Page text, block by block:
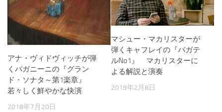
アナ・ヴィドヴィッチが弾
くパガニーニの『グラン
ド・ソナタ～第1楽章』
若々しく鮮やかな快演
2018年7月20日
マシュー・マカリスターが
弾くキャフレイの『バガテ
ルNo1』 マカリスターに
よる解説と演奏
2019年2月8日